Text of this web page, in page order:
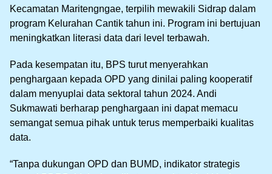
Kecamatan Maritengngae, terpilih mewakili Sidrap dalam
program Kelurahan Cantik tahun ini. Program ini bertujuan
meningkatkan literasi data dari level terbawah.
Pada kesempatan itu, BPS turut menyerahkan
penghargaan kepada OPD yang dinilai paling kooperatif
dalam menyuplai data sektoral tahun 2024. Andi
Sukmawati berharap penghargaan ini dapat memacu
semangat semua pihak untuk terus memperbaiki kualitas
data.
“Tanpa dukungan OPD dan BUMD, indikator strategis